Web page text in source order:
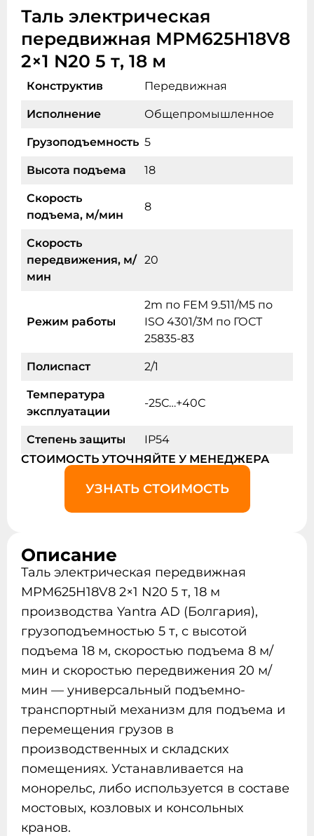
Таль электрическая
передвижная MPM625H18V8
2×1 N20 5 т, 18 м
Конструктив Передвижная
Исполнение Общепромышленное
Грузоподъемность 5
Высота подъема 18
Скорость
подъема, м/мин
8
Скорость
передвижения, м/
мин
20
Режим работы
2m по FEM 9.511/M5 по
ISO 4301/3M по ГОСТ
25835-83
Полиспаст 2/1
Температура
эксплуатации
-25С…+40С
Степень защиты
IP54
СТОИМОСТЬ УТОЧНЯЙТЕ У МЕНЕДЖЕРА
УЗНАТЬ СТОИМОСТЬ
Описание
Таль электрическая передвижная
MPM625H18V8 2×1 N20 5 т, 18 м
производства Yantra AD (Болгария),
грузоподъемностью 5 т, с высотой
подъема 18 м, скоростью подъема 8 м/
мин и скоростью передвижения 20 м/
мин — универсальный подъемно-
транспортный механизм для подъема и
перемещения грузов в
производственных и складских
помещениях. Устанавливается на
монорельс, либо используется в составе
мостовых, козловых и консольных
кранов.